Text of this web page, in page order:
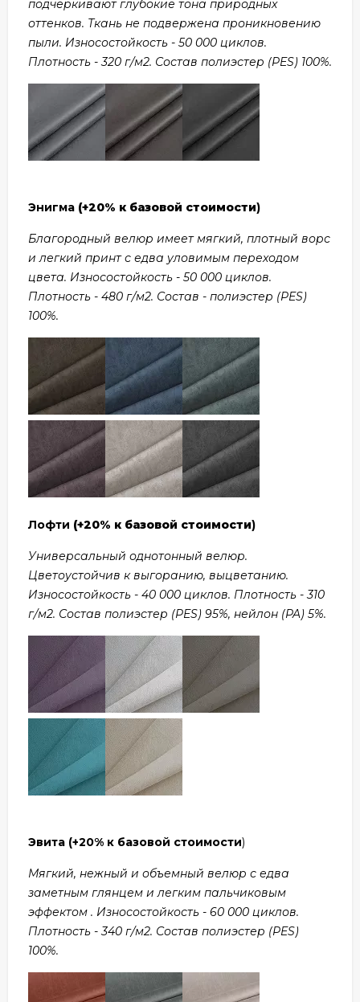
подчеркивают глубокие тона природных
оттенков. Ткань не подвержена проникновению
пыли. Износостойкость - 50 000 циклов.
Плотность - 320 г/м2. Состав полиэстер (PES) 100%.
Энигма (+20% к базовой стоимости)
Благородный велюр имеет мягкий, плотный ворс
и легкий принт с едва уловимым переходом
цвета. Износостойкость - 50 000 циклов.
Плотность - 480 г/м2. Состав - полиэстер (PES)
100%.
Лофти (+20% к базовой стоимости)
Универсальный однотонный велюр.
Цветоустойчив к выгоранию, выцветанию.
Износостойкость - 40 000 циклов. Плотность - 310
г/м2. Состав полиэстер (PES) 95%, нейлон (PA) 5%.
Эвита (+20% к базовой стоимости)
Мягкий, нежный и объемный велюр с едва
заметным глянцем и легким пальчиковым
эффектом . Износостойкость - 60 000 циклов.
Плотность - 340 г/м2. Состав полиэстер (PES)
100%.